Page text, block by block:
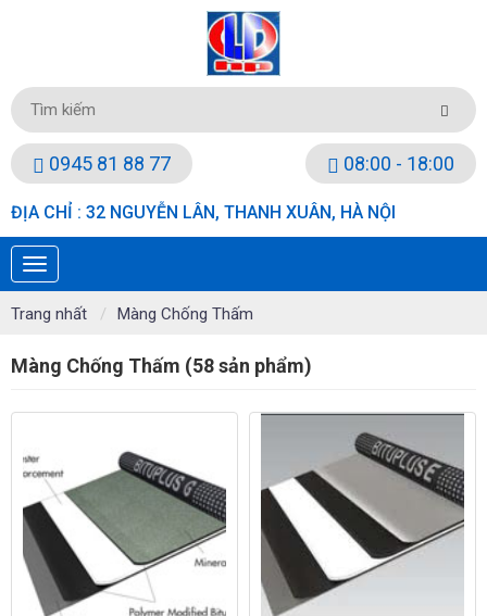
0945 81 88 77 08:00 - 18:00
ĐỊA CHỈ : 32 NGUYỄN LÂN, THANH XUÂN, HÀ NỘI
Trang nhất Màng Chống Thấm
Màng Chống Thấm (58 sản phẩm)